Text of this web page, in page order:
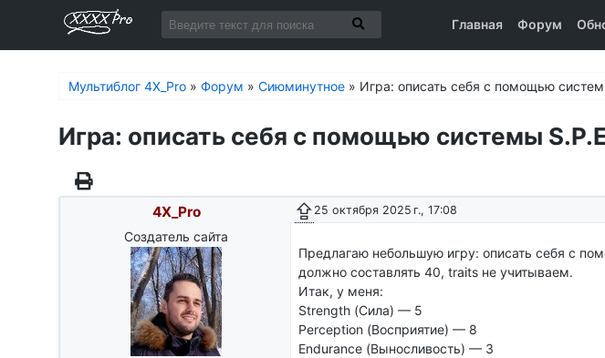
Главная Форум
Мультиблог 4X_Pro » Форум » Сиюминутное » Игра: описать себя с помощью
Игра: описать себя с помощью системы
4X_Pro
Создатель сайта
25 октября 2025 г., 17:08
Предлагаю небольшую игру: описать себя с
должно составлять 40, traits не учитываем.
Итак, у меня:
Strength (Сила) — 5
Perception (Восприятие) — 8
Endurance (Выносливость) — 3